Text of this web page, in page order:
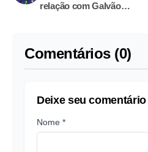
relação com Galvão
Comentários (0)
Deixe seu comentário
Nome *